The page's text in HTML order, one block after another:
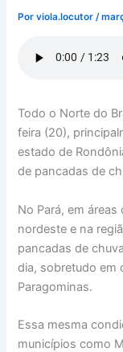
Porviola.locutor/
Todo o Norte do
feira (20),
estado de
de pancadas de
No Pará, em
nordeste e na
pancadas de
dia, sobretudo em
Paragominas.
Essa mesma
municípios como